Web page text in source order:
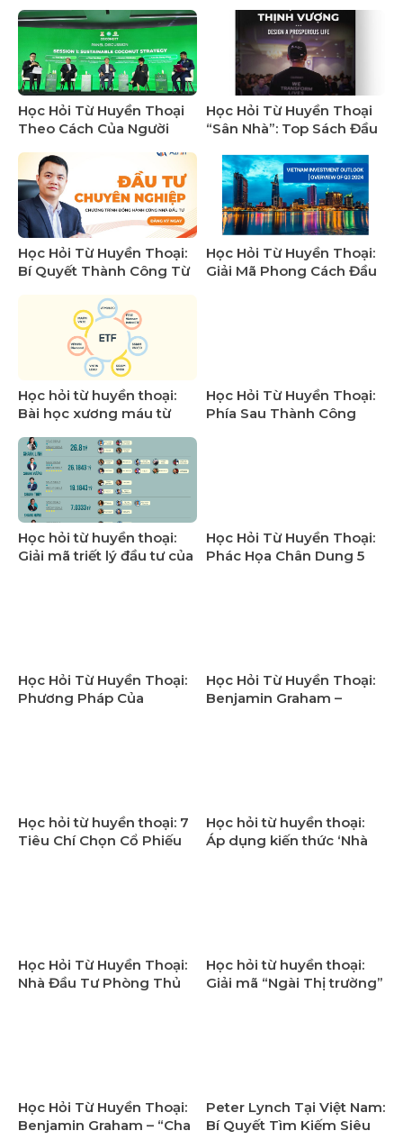
Học Hỏi Từ Huyền Thoại
Theo Cách Của Người
Đồng Đầu Tư Cùng Tiến
Bộ
Học Hỏi Từ Huyền Thoại
“Sân Nhà”: Top Sách Đầu
Việt
Học Hỏi Từ Huyền Thoại:
Bí Quyết Thành Công Từ
Học Hỏi Từ Huyền Thoại:
Giải Mã Phong Cách Đầu
Học hỏi từ huyền thoại:
Bài học xương máu từ
Nam
Học Hỏi Từ Huyền Thoại:
Phía Sau Thành Công
Học hỏi từ huyền thoại:
Giải mã triết lý đầu tư của
Học Hỏi Từ Huyền Thoại:
Phác Họa Chân Dung 5
Học Hỏi Từ Huyền Thoại:
Phương Pháp Của
Học Hỏi Từ Huyền Thoại:
Benjamin Graham –
Học hỏi từ huyền thoại: 7
Tiêu Chí Chọn Cổ Phiếu
Học hỏi từ huyền thoại:
Áp dụng kiến thức ‘Nhà
Học Hỏi Từ Huyền Thoại:
Nhà Đầu Tư Phòng Thủ
Học hỏi từ huyền thoại:
Giải mã “Ngài Thị trường”
Học Hỏi Từ Huyền Thoại:
Benjamin Graham – “Cha
Peter Lynch Tại Việt Nam:
Bí Quyết Tìm Kiếm Siêu